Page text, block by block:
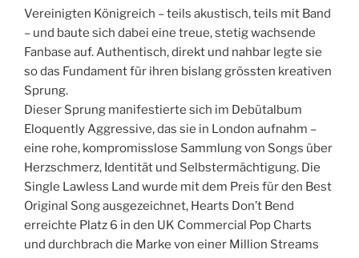
Vereinigten Königreich – teils akustisch, teils mit Band
– und baute sich dabei eine treue, stetig wachsende
Fanbase auf. Authentisch, direkt und nahbar legte sie
so das Fundament für ihren bislang grössten kreativen
Sprung.
Dieser Sprung manifestierte sich im Debütalbum
Eloquently Aggressive, das sie in London aufnahm –
eine rohe, kompromisslose Sammlung von Songs über
Herzschmerz, Identität und Selbstermächtigung. Die
Single Lawless Land wurde mit dem Preis für den Best
Original Song ausgezeichnet, Hearts Don’t Bend
erreichte Platz 6 in den UK Commercial Pop Charts
und durchbrach die Marke von einer Million Streams